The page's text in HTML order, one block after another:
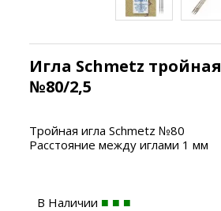
Игла Schmetz тройная
№80/2,5
Тройная игла Schmetz №80
Расстояние между иглами 1 мм
В Наличии